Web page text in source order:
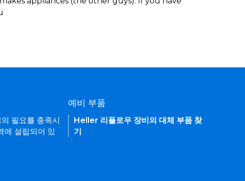
필요를 충족시
에 설립되어 있
예비 부품
Heller 리플로우 장비의 대체 부품 찾
기